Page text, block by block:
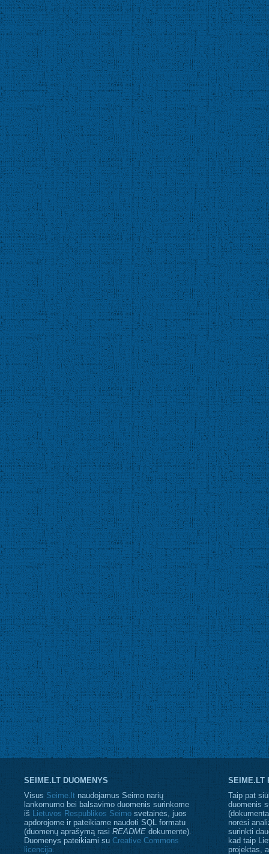
SEIME.LT DUOMENYS
Visus Seime.lt naudojamus Seimo narių
lankomumo bei balsavimo duomenis surinkome
iš Lietuvos Respublikos Seimo svetainės, juos
apdorojome ir pateikiame naudoti SQL formatu
(duomenų aprašymą rasi README dokumente).
Duomenys pateikiami su Creative Commons
licencija.
SEIME.LT
Taip pat
duomenis
norėsi
surinkti
kad taip
projektas,